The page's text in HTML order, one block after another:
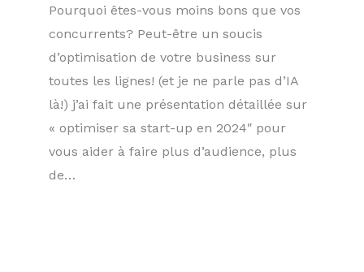
Pourquoi êtes-vous moins bons que vos
concurrents? Peut-être un soucis
d’optimisation de votre business sur
toutes les lignes! (et je ne parle pas d’IA
là!) j’ai fait une présentation détaillée sur
« optimiser sa start-up en 2024″ pour
vous aider à faire plus d’audience, plus
de…